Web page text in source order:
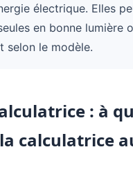
électrique. Elles
en bonne lumière
selon le modèle.
: à
calculatrice